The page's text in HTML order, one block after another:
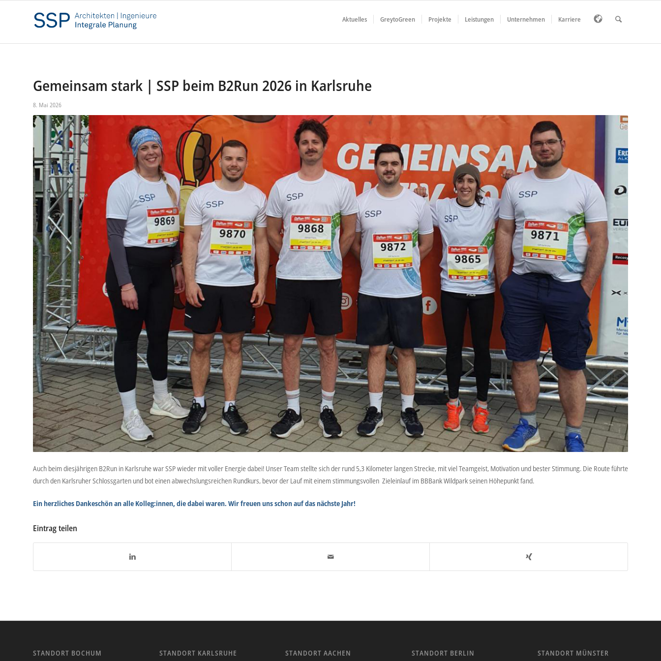
Aktuelles GreytoGreen Projekte Leistungen Unternehmen Karriere
Gemeinsam stark | SSP beim B2Run 2026 in Karlsruhe
8. Mai 2026
Auch beim diesjährigen B2Run in Karlsruhe war SSP wieder mit voller Energie dabei! Unser Team stellte sich der rund 5,3 Kilometer langen Strecke, mit viel Teamgeist, Motivation und bester Stimmung. Die Route führte
durch den Karlsruher Schlossgarten und bot einen abwechslungsreichen Rundkurs, bevor der Lauf mit einem stimmungsvollen Zieleinlauf im BBBank Wildpark seinen Höhepunkt fand.
Ein herzliches Dankeschön an alle Kolleg:innen, die dabei waren. Wir freuen uns schon auf das nächste Jahr!
Eintrag teilen
STANDORT BOCHUM STANDORT KARLSRUHE STANDORT AACHEN STANDORT BERLIN STANDORT MÜNSTER